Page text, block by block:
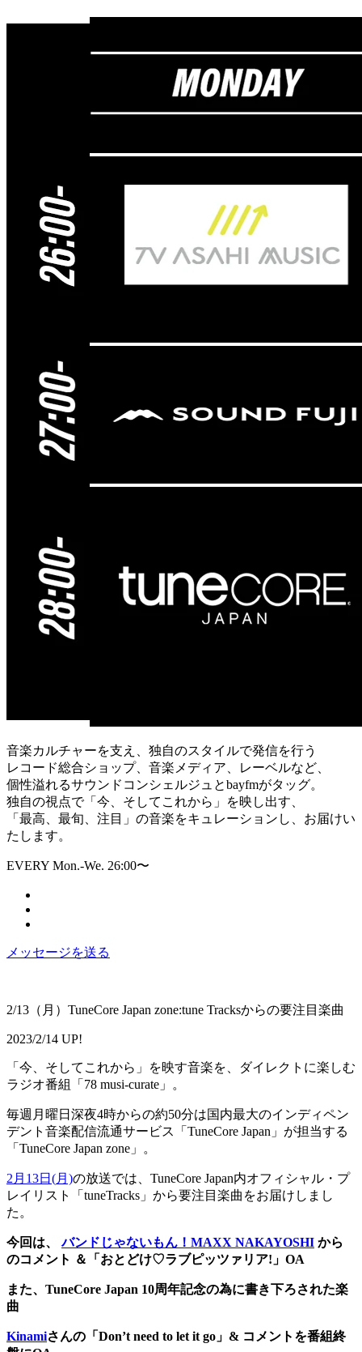
音楽カルチャーを支え、独自のスタイルで発信を行う
レコード総合ショップ、音楽メディア、レーベルなど、
個性溢れるサウンドコンシェルジュとbayfmがタッグ。
独自の視点で「今、そしてこれから」を映し出す、
「最高、最旬、注目」の音楽をキュレーションし、お届けい
たします。
EVERY Mon.-We. 26:00〜
メッセージを送る
2/13（月）TuneCore Japan zone:tune Tracksからの要注目楽曲
2023/2/14 UP!
「今、そしてこれから」を映す音楽を、ダイレクトに楽しむ
ラジオ番組「78 musi-curate」。
毎週月曜日深夜4時からの約50分は国内最大のインディペン
デント音楽配信流通サービス「TuneCore Japan」が担当する
「TuneCore Japan zone」。
2月 13日 (月)の放送では、TuneCore Japan内オフィシャル・プ
レイリスト「tuneTracks」から要注目楽曲をお届けしまし
た。
今回は、 バンドじゃないもん！MAXX NAKAYOSHI から
のコメント ＆「おとどけ♡ラブピッツァリア!」OA
また、TuneCore Japan 10周年記念の為に書き下ろされた楽
曲
Kinamiさんの「Don’t need to let it go」& コメントを番組終